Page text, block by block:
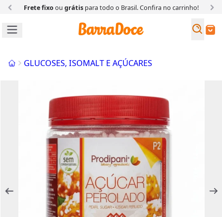
Frete fixoou grátispara todo o Brasil. Confira no carrinho!
Buscar
InícioGLUCOSES, ISOMALT E AÇÚCARES